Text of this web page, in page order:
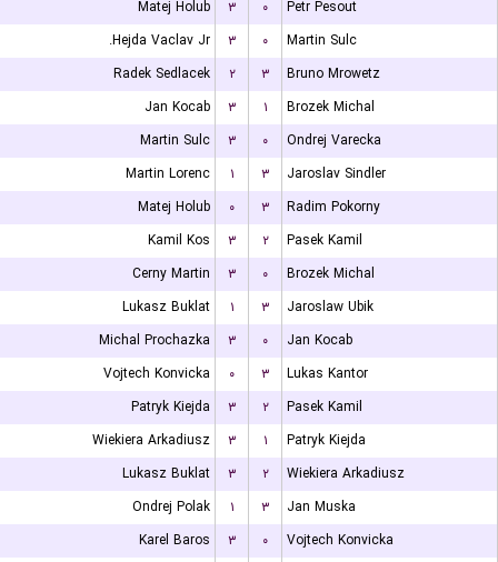
Matej Holub
۳ ۰
Petr Pesout
Hejda Vaclav Jr.
۳ ۰
Martin Sulc
Radek Sedlacek
۲ ۳
Bruno Mrowetz
Jan Kocab
۳ ۱
Brozek Michal
Martin Sulc
۳ ۰
Ondrej Varecka
Martin Lorenc
۱ ۳
Jaroslav Sindler
Matej Holub
۰ ۳
Radim Pokorny
Kamil Kos
۳ ۲
Pasek Kamil
Cerny Martin
۳ ۰
Brozek Michal
Lukasz Buklat
۱ ۳
Jaroslaw Ubik
Michal Prochazka
۳ ۰
Jan Kocab
Vojtech Konvicka
۰ ۳
Lukas Kantor
Patryk Kiejda
۳ ۲
Pasek Kamil
Wiekiera Arkadiusz
۳ ۱
Patryk Kiejda
Lukasz Buklat
۳ ۲
Wiekiera Arkadiusz
Ondrej Polak
۱ ۳
Jan Muska
Karel Baros
۳ ۰
Vojtech Konvicka